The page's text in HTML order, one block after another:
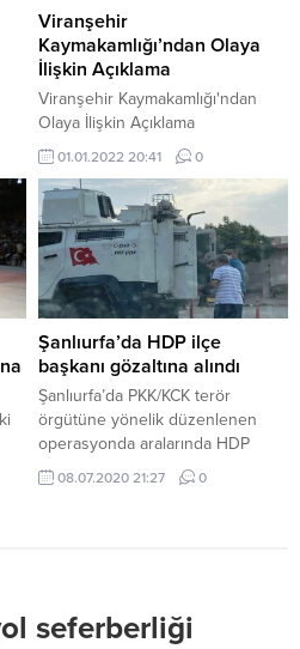
Viranşehir
Kaymakamlığı’ndan Olaya
İlişkin Açıklama
Viranşehir Kaymakamlığı'ndan
Olaya İlişkin Açıklama
01.01.2022 20:41 0
Şanlıurfa’da HDP ilçe
başkanı gözaltına alındı
Şanlıurfa’da PKK/KCK terör
örgütüne yönelik düzenlenen
operasyonda aralarında HDP
Viranşehir İlçe Başkanının da
olduğu 13 kişi gözaltına alındı. .
08.07.2020 21:27 0
seferberliği